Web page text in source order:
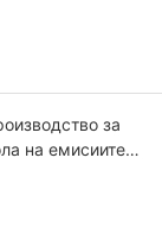
за
на емисиите